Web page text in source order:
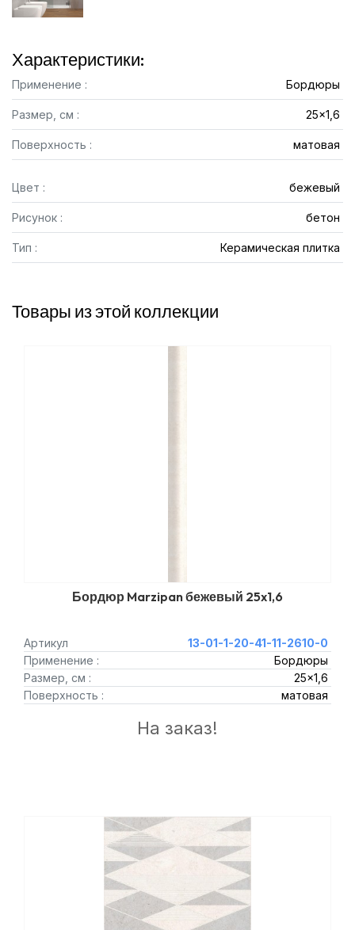
Характеристики:
Применение : Бордюры
Размер, см : 25x1,6
Поверхность : матовая
Цвет : бежевый
Рисунок : бетон
Тип : Керамическая плитка
Товары из этой коллекции
Бордюр Marzipan бежевый 25x1,6
Артикул
13-01-1-20-41-11-2610-0
Применение :
Бордюры
Размер, см :
25x1,6
Поверхность :
матовая
На заказ!